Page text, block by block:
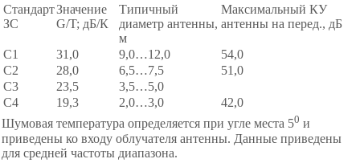
Стандарт
ЗС
Значение
G/T; дБ/К
Типичный
диаметр антенны,
м
Максимальный КУ
антенны на перед., дБ
С1 31,0 9,0…12,0
54,0
С2
28,0 6,5…7,5
51,0
С3
23,5
3,5…5,0
С4
19,3 2,0…3,0
42,0
Шумовая температура определяется при угле места 50 и
приведены ко входу облучателя антенны. Данные приведены
для средней частоты диапазона.